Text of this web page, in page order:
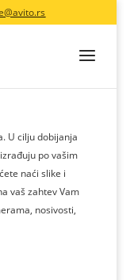
U cilju dobijanja
po vašim
naći slike i
vaš zahtev Vam
nosivosti,